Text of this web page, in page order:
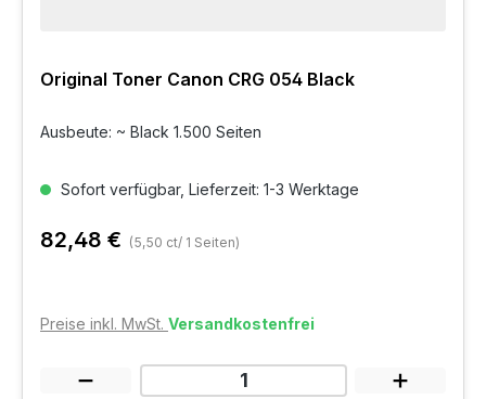
Original Toner Canon CRG 054 Black
Ausbeute: ~ Black 1.500 Seiten
Sofort verfügbar, Lieferzeit: 1-3 Werktage
82,48 € (5,50 ct/ 1 Seiten)
Preise inkl. MwSt. Versandkostenfrei